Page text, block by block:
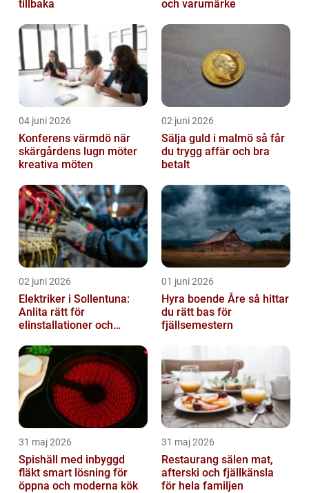
tillbaka och varumärke
04 juni 2026
Konferens värmdö när
skärgårdens lugn möter
kreativa möten
02 juni 2026
Sälja guld i malmö så får
du trygg affär och bra
betalt
02 juni 2026
Elektriker i Sollentuna:
Anlita rätt för
elinstallationer och
01 juni 2026
Hyra boende Åre så hittar
du rätt bas för
fjällsemestern
31 maj 2026
Spishäll med inbyggd
fläkt smart lösning för
öppna och moderna kök
31 maj 2026
Restaurang sälen mat,
afterski och fjällkänsla
för hela familjen